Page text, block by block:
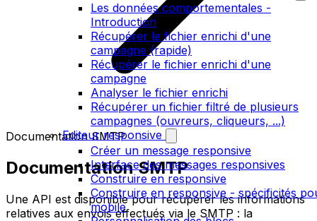
Les données comportementales -
Introduction
Récupérer le fichier enrichi d'une
campagne (rapide)
Récupérer le fichier enrichi d'une
campagne
Analyser le fichier enrichi
Récupérer un fichier filtré de plusieurs
campagnes (ouvreurs, cliqueurs, ...)
Editeur responsive
Créer un message responsive
Interface des messages responsives
Construire en responsive
Construire en responsive - spécificités
mobile
Documentation SMTP
Documentation SMTP
Une API est disponible pour récupérer les informations
relatives aux envois effectués via le SMTP : la